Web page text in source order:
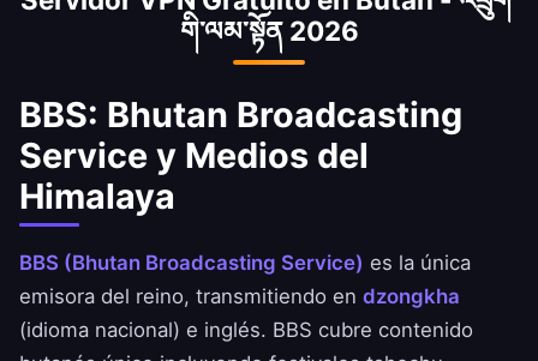
trabajadores butaneses en el extranjero que
necesitan acceder a servicios de su país. Bután
es también una de las ubicaciones de
servidores VPN más raras a nivel global.
གི་ལམ་སྟོན 2026
BBS: Bhutan Broadcasting
Service y Medios del
Himalaya
BBS (Bhutan Broadcasting Service) es la única
emisora del reino, transmitiendo en dzongkha
(idioma nacional) e inglés. BBS cubre contenido